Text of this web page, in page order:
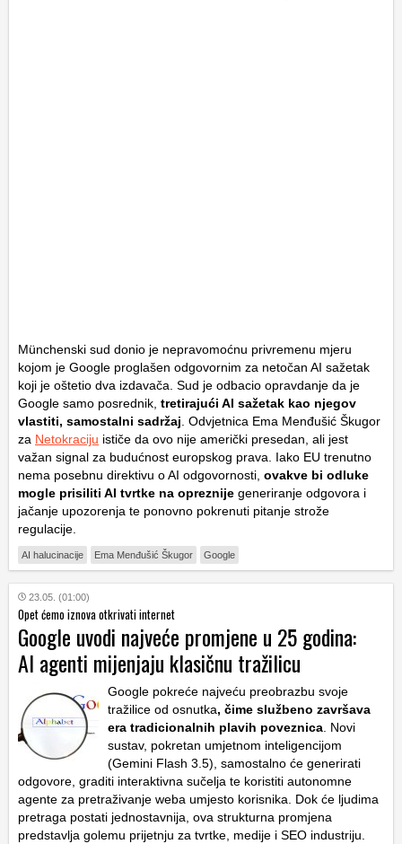
Münchenski sud donio je nepravomoćnu privremenu mjeru
kojom je Google proglašen odgovornim za netočan AI sažetak
koji je oštetio dva izdavača. Sud je odbacio opravdanje da je
Google samo posrednik, tretirajući AI sažetak kao njegov
vlastiti, samostalni sadržaj. Odvjetnica Ema Menđušić Škugor
za Netokraciju ističe da ovo nije američki presedan, ali jest
važan signal za budućnost europskog prava. Iako EU trenutno
nema posebnu direktivu o AI odgovornosti, ovakve bi odluke
mogle prisiliti AI tvrtke na opreznije generiranje odgovora i
jačanje upozorenja te ponovno pokrenuti pitanje strože
regulacije.
AI halucinacije Ema Menđušić Škugor Google
23.05. (01:00)
Opet ćemo iznova otkrivati internet
Google uvodi najveće promjene u 25 godina:
AI agenti mijenjaju klasičnu tražilicu
Google pokreće najveću preobrazbu svoje
tražilice od osnutka, čime službeno završava
era tradicionalnih plavih poveznica. Novi
sustav, pokretan umjetnom inteligencijom
(Gemini Flash 3.5), samostalno će generirati
odgovore, graditi interaktivna sučelja te koristiti autonomne
agente za pretraživanje weba umjesto korisnika. Dok će ljudima
pretraga postati jednostavnija, ova strukturna promjena
predstavlja golemu prijetnju za tvrtke, medije i SEO industriju.